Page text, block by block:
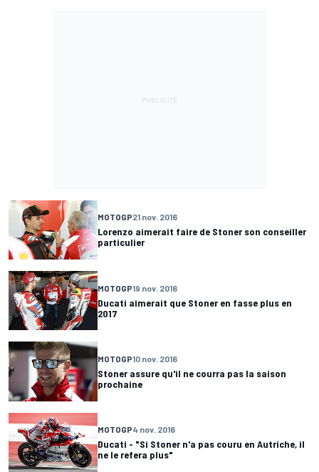
MOTOGP21 nov. 2016
Lorenzo aimerait faire de Stoner son conseiller
particulier
MOTOGP19 nov. 2016
Ducati aimerait que Stoner en fasse plus en
2017
MOTOGP10 nov. 2016
Stoner assure qu'il ne courra pas la saison
prochaine
MOTOGP4 nov. 2016
Ducati - "Si Stoner n'a pas couru en Autriche, il
ne le refera plus"